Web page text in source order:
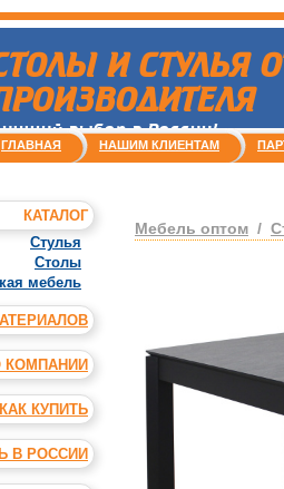
И СТУЛЬЯ
выбор в России!
ГЛАВНАЯ
НАШИМ КЛИЕНТАМ
КАТАЛОГ
Стулья
Столы
мебель
КОМПАНИИ
КАК КУПИТЬ
В РОССИИ
Мебель оптом /